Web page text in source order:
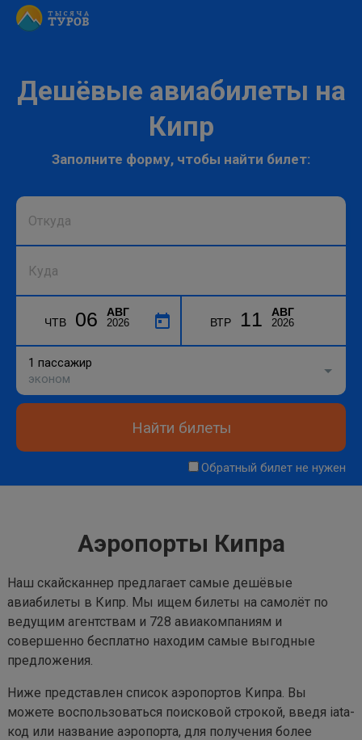
Дешёвые авиабилеты на
Кипр
Заполните форму, чтобы найти билет:
ЧТВ 06 АВГ
2026 ВТР 11 АВГ
2026
1 пассажир
эконом
Найти билеты
Обратный билет не нужен
Аэропорты Кипра
Наш скайсканнер предлагает самые дешёвые
авиабилеты в Кипр. Мы ищем билеты на самолёт по
ведущим агентствам и 728 авиакомпаниям и
совершенно бесплатно находим самые выгодные
предложения.
Ниже представлен список аэропортов Кипра. Вы
можете воспользоваться поисковой строкой, введя iata-
код или название аэропорта, для получения более